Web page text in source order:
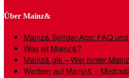
Über Mainz&
Mainz& Solidar-Abo: FAQ
Was ist Mainz&?
Mainz& gik – Wer hinter
Werben auf Mainz& –